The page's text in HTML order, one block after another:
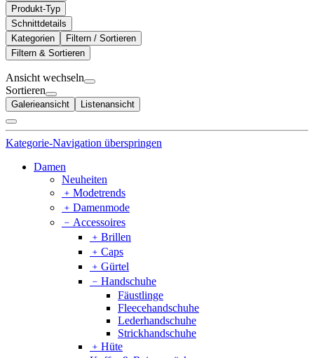
Produkt-Typ
Schnittdetails
Kategorien
Filtern / Sortieren
Filtern & Sortieren
Ansicht wechseln
Sortieren
Galerieansicht Listenansicht
Kategorie-Navigation überspringen
Damen
Neuheiten
﹢ Modetrends
﹢ Damenmode
﹣ Accessoires
﹢ Brillen
﹢ Caps
﹢ Gürtel
﹣ Handschuhe
Fäustlinge
Fleecehandschuhe
Lederhandschuhe
Strickhandschuhe
﹢ Hüte